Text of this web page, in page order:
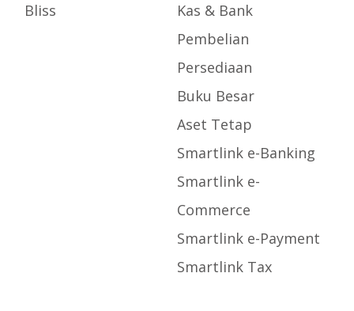
Bliss
Kas & Bank
Pembelian
Persediaan
Buku Besar
Aset Tetap
Smartlink e-Banking
Smartlink e-
Commerce
Smartlink e-Payment
Smartlink Tax